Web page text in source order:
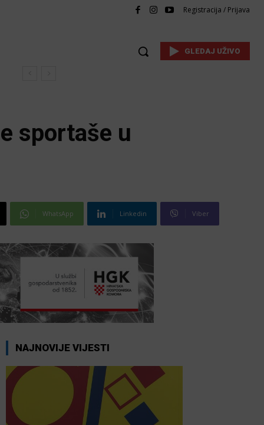
Registracija / Prijava
GLEDAJ UŽIVO
sportaše u
WhatsApp Linkedin Viber
NAJNOVIJE VIJESTI